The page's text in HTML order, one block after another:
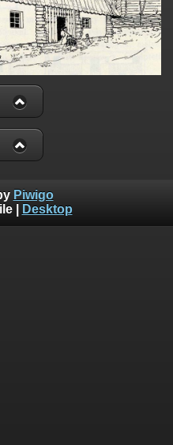
Piwigo
| Desktop